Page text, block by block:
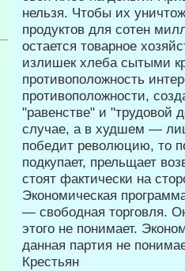
нельзя. Чтобы их
продуктов для сотен
остается товарное
излишек хлеба сытыми
противоположность
противопо­ложности,
"равенстве" и "тру­довой
случае, а в худшем —
победит революцию, то
подкупает, прельщает
стоят фактически на
Экономическая
— свободная торговля.
этого не по­нимает.
данная партия не
Крестьян